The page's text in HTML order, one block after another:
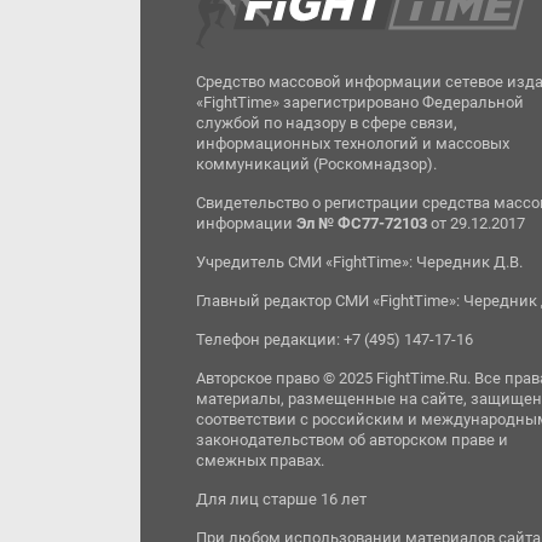
Средство массовой информации сетевое
«FightTime» зарегистрировано Федеральной
службой по надзору в сфере связи,
информационных технологий и массовых
коммуникаций (Роскомнадзор).
Свидетельство о регистрации средства
информацииЭл № ФС77-72103 от 29.12.2017
Учредитель СМИ «FightTime»: Чередник Д.В.
Главный редактор СМИ «FightTime»: Чередник
Телефон редакции: +7 (495) 147-17-16
Авторское право © 2025 FightTime.Ru. Все
материалы, размещенные на сайте,
соответствии с российским и
законодательством об авторском праве и
смежных правах.
Для лиц старше 16 лет
При любом использовании материалов сайта